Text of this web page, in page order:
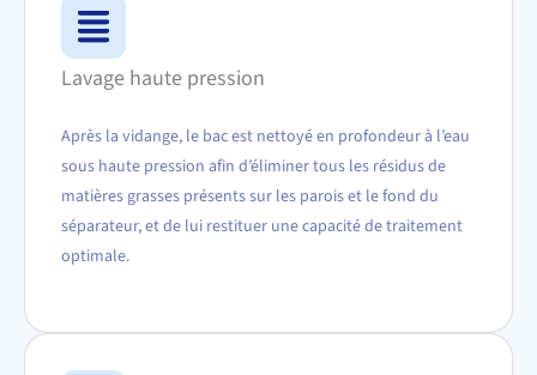
Lavage haute pression
Après la vidange, le bac est nettoyé en profondeur à l’eau
sous haute pression afin d’éliminer tous les résidus de
matières grasses présents sur les parois et le fond du
séparateur, et de lui restituer une capacité de traitement
optimale.